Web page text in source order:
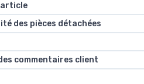
des pièces détachées
commentaires client